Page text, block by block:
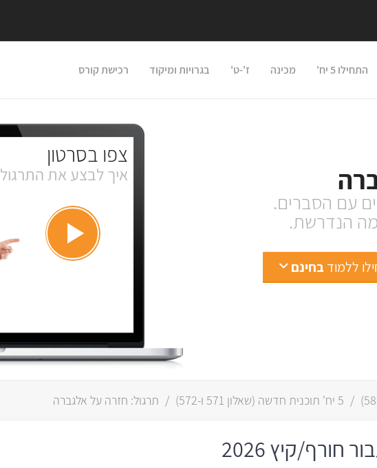
התחילו 5 יח' מכינה ז'-ט' בגרויות ומיקוד רכישת קורס
הנדרשת.
ללמודבחינם
צפו בסרטון
איך לבצע את התרגול
)
/ 5 יח' תוכנית חדשה (שאלון 571 ו-572
)
/ תרגול: חזרה על אלגברה
קיץ 2026